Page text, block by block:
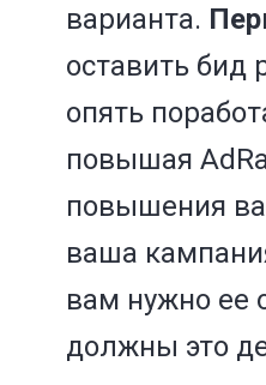
варианта.
оставить бид
опять
повышая
повышения
ваша
вам нужно ее
должны это